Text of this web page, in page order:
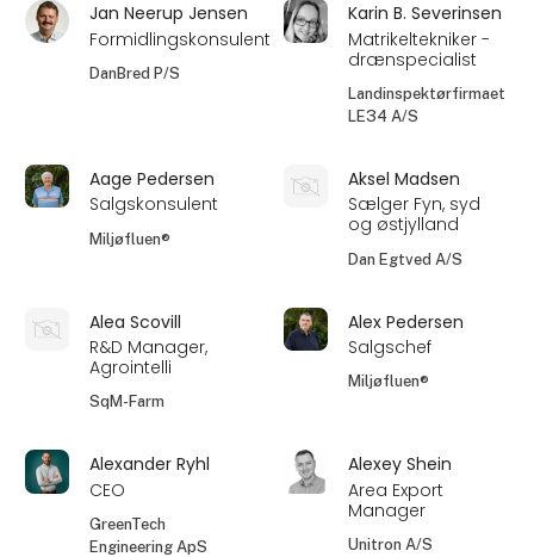
Jan Neerup Jensen
Formidlingskonsulent
DanBred P/S
Karin B. Severinsen
Matrikeltekniker -
drænspecialist
Landinspektørfirmaet
LE34 A/S
Aage Pedersen
Salgskonsulent
Miljøfluen®
Aksel Madsen
Sælger Fyn, syd
og østjylland
Dan Egtved A/S
Alea Scovill
R&D Manager,
Agrointelli
SqM-Farm
Alex Pedersen
Salgschef
Miljøfluen®
Alexander Ryhl
CEO
GreenTech
Engineering ApS
Alexey Shein
Area Export
Manager
Unitron A/S